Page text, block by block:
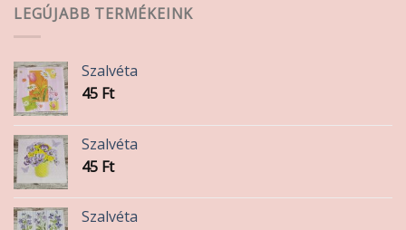
LEGÚJABB TERMÉKEINK
Szalvéta
45 Ft
Szalvéta
45 Ft
Szalvéta